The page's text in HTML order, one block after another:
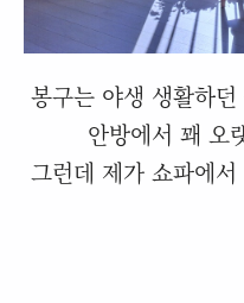
봉구는 야생 생활하
안방에서 꽤 오
그런데 제가 쇼파에